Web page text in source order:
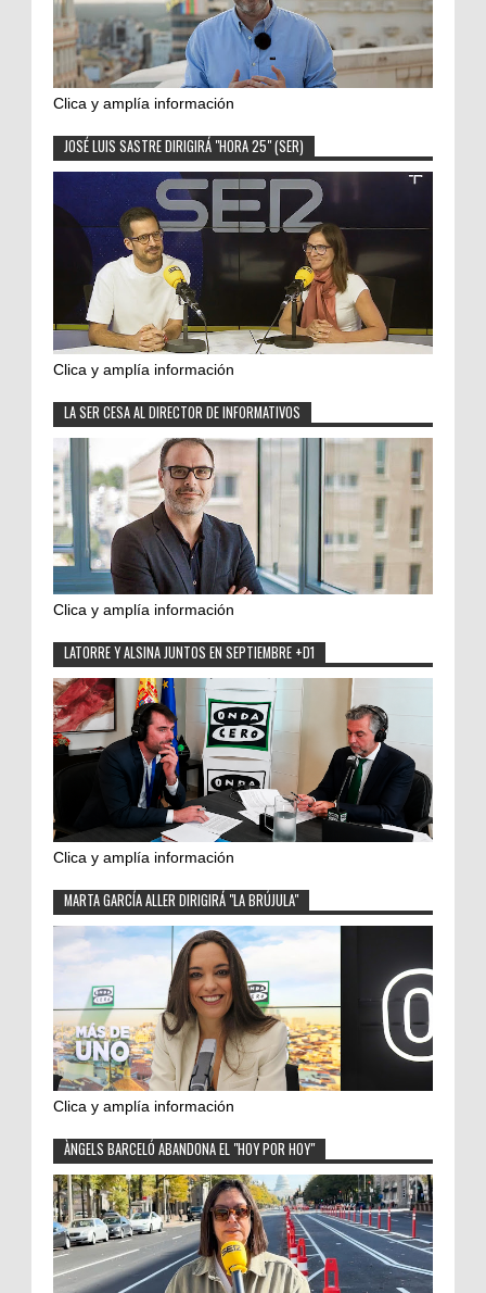
Clica y amplía información
JOSÉ LUIS SASTRE DIRIGIRÁ "HORA 25" (SER)
Clica y amplía información
LA SER CESA AL DIRECTOR DE INFORMATIVOS
Clica y amplía información
LATORRE Y ALSINA JUNTOS EN SEPTIEMBRE +D1
Clica y amplía información
MARTA GARCÍA ALLER DIRIGIRÁ "LA BRÚJULA"
Clica y amplía información
ÀNGELS BARCELÓ ABANDONA EL "HOY POR HOY"